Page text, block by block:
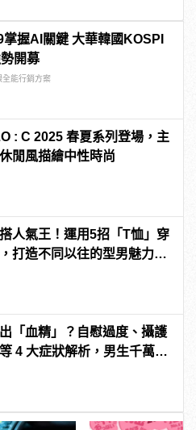
掌握AI關鍵 大華韓國KOSPI
開募
全能行銷方案
: C 2025 春夏系列登場，主
閒風描繪中性時尚
人氣王！運用5招「T恤」穿
打造不同以往的型男魅力！
「血精」？自慰過度、攝護
4 大症狀解析，男生千萬要